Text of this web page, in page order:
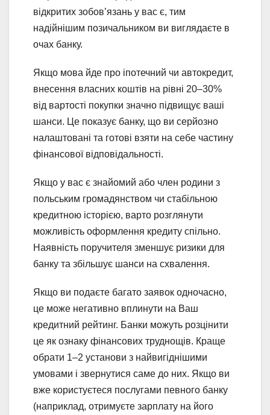
відкритих зобов’язань у вас є, тим
надійнішим позичальником ви виглядаєте в
очах банку.
Якщо мова йде про іпотечний чи автокредит,
внесення власних коштів на рівні 20–30%
від вартості покупки значно підвищує ваші
шанси. Це показує банку, що ви серйозно
налаштовані та готові взяти на себе частину
фінансової відповідальності.
Якщо у вас є знайомий або член родини з
польським громадянством чи стабільною
кредитною історією, варто розглянути
можливість оформлення кредиту спільно.
Наявність поручителя зменшує ризики для
банку та збільшує шанси на схвалення.
Якщо ви подаєте багато заявок одночасно,
це може негативно вплинути на Ваш
кредитний рейтинг. Банки можуть розцінити
це як ознаку фінансових труднощів. Краще
обрати 1–2 установи з найвигіднішими
умовами і звернутися саме до них. Якщо ви
вже користуєтеся послугами певного банку
(наприклад, отримуєте зарплату на його